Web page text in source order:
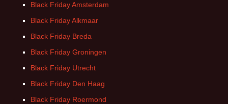
Black Friday Amsterdam
Black Friday Alkmaar
Black Friday Breda
Black Friday Groningen
Black Friday Utrecht
Black Friday Den Haag
Black Friday Roermond